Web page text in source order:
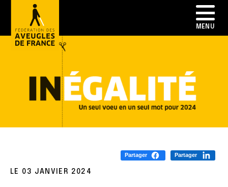
Partager Partager
LE 03 JANVIER 2024